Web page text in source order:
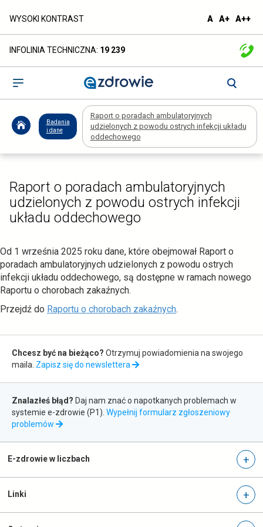
Raport
o
poradach
ambulatoryjnych
udzielonych
powodu
ostrych
infekcji
układu
oddechowego
-
ezdrowie.gov.pl
WYSOKI KONTRAST A domyślna
A+większa
A++
INFOLINIA TECHNICZNA: 19 239
Otwórz
Badania
i dane
Raport o poradach ambulatoryjnych
udzielonych z powodu ostrych infekcji układu
oddechowego
Raport o poradach ambulatoryjnych
udzielonych z powodu ostrych infekcji
układu oddechowego
Od 1 września 2025 roku dane, które obejmował Raport o
poradach ambulatoryjnych udzielonych z powodu ostrych
infekcji układu oddechowego, są dostępne w ramach nowego
Raportu o chorobach zakaźnych.
Przejdź do Raportu o chorobach zakaźnychotwiera
w
nowej
.
Zapis
do
newslettera
Chcesz być na bieżąco? Otrzymuj powiadomienia na swojego
maila. Zapisz się do newslettera
Zgłaszanie
błędów
Znalazłeś błąd? Daj nam znać o napotkanych problemach w
systemie e-zdrowie (P1). Wypełnij formularz zgłoszeniowy
problemów
otwiera
nowej
E-zdrowie w liczbach
Linki